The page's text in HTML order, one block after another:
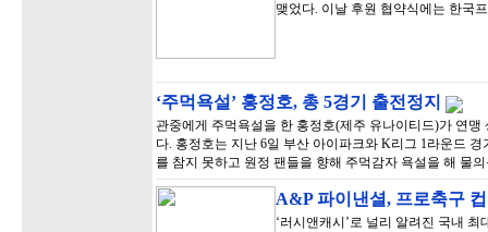
맺었다. 이날 후원 협약식에는 한국
‘주먹욕설’ 홍정호, 총 5경기 출전정지
관중에게 주먹욕설을 한 홍정호(제주 유나이티드)가 연
다. 홍정호는 지난 6일 부산 아이파크와 K리그 1라운드
를 참지 못하고 원정 팬들을 향해 주먹감자 욕설을 해 물
A&P 파이낸셜, 프로축구
‘러시앤캐시’로 널리 알려진 국내